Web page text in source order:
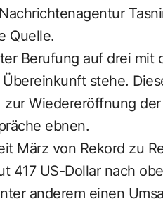
Quelle.
Berufung auf drei mit
stehe.
Wiedereröffnung
ebnen.
März von Rekord zu
417 US-Dollar nach
anderem einen